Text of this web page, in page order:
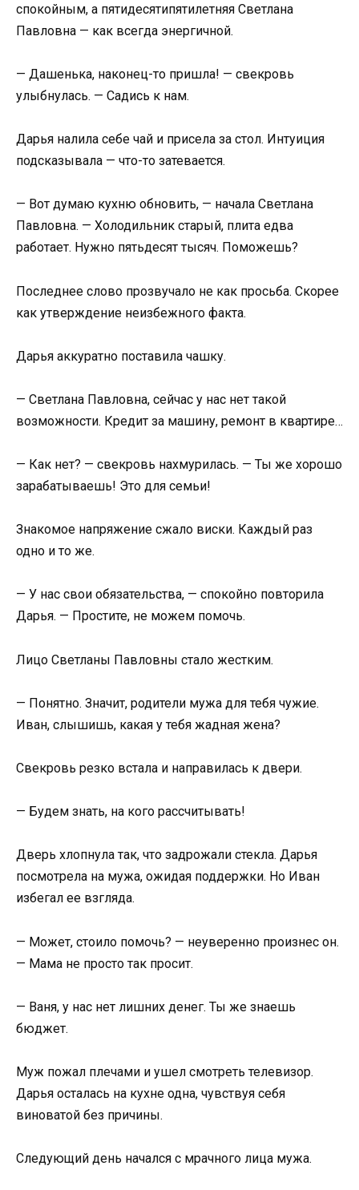
спокойным, а пятидесятипятилетняя Светлана
Павловна — как всегда энергичной.
— Дашенька, наконец-то пришла! — свекровь
улыбнулась. — Садись к нам.
Дарья налила себе чай и присела за стол. Интуиция
подсказывала — что-то затевается.
— Вот думаю кухню обновить, — начала Светлана
Павловна. — Холодильник старый, плита едва
работает. Нужно пятьдесят тысяч. Поможешь?
Последнее слово прозвучало не как просьба. Скорее
как утверждение неизбежного факта.
Дарья аккуратно поставила чашку.
— Светлана Павловна, сейчас у нас нет такой
возможности. Кредит за машину, ремонт в квартире…
— Как нет? — свекровь нахмурилась. — Ты же хорошо
зарабатываешь! Это для семьи!
Знакомое напряжение сжало виски. Каждый раз
одно и то же.
— У нас свои обязательства, — спокойно повторила
Дарья. — Простите, не можем помочь.
Лицо Светланы Павловны стало жестким.
— Понятно. Значит, родители мужа для тебя чужие.
Иван, слышишь, какая у тебя жадная жена?
Свекровь резко встала и направилась к двери.
— Будем знать, на кого рассчитывать!
Дверь хлопнула так, что задрожали стекла. Дарья
посмотрела на мужа, ожидая поддержки. Но Иван
избегал ее взгляда.
— Может, стоило помочь? — неуверенно произнес он.
— Мама не просто так просит.
— Ваня, у нас нет лишних денег. Ты же знаешь
бюджет.
Муж пожал плечами и ушел смотреть телевизор.
Дарья осталась на кухне одна, чувствуя себя
виноватой без причины.
Следующий день начался с мрачного лица мужа.